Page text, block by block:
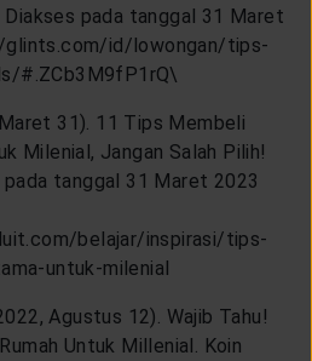
Diakses pada tanggal 31 Maret
glints.com/id/lowongan/tips-
#.ZCb3M9fP1rQ\
31). 11 Tips Membeli
Milenial, Jangan Salah Pilih!
pada tanggal 31 Maret 2023
belajar/inspirasi/tips-
untuk-milenial
Agustus 12). Wajib Tahu!
Untuk Millenial. Koin